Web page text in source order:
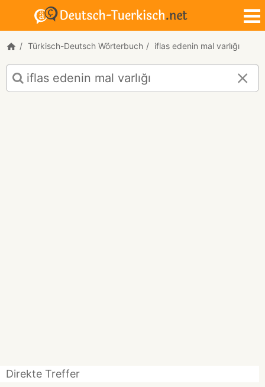
Türkisch-Deutsch Wörterbuch iflas edenin mal varlığı
Türkisch-
Deutsch
Übersetzung
Direkte Treffer